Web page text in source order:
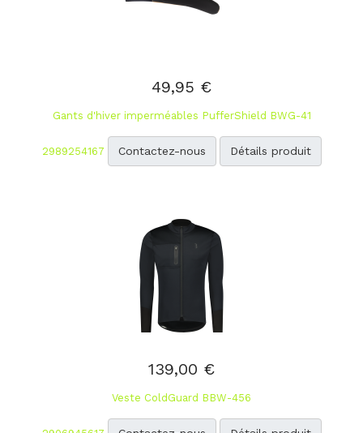
49,95 €
Gants d'hiver imperméables PufferShield BWG-41
2989254167 Contactez-nous Détails produit
139,00 €
Veste ColdGuard BBW-456